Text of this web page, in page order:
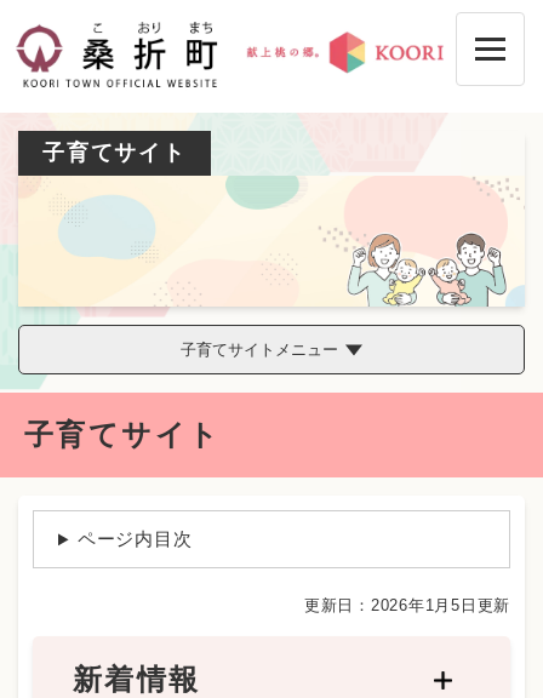
先
子育てサイト
子育てサイトメニュー
子育てサイト
ページ内目次
更新日：2026年1月5日更新
新着情報